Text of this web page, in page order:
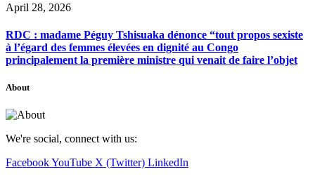
April 28, 2026
RDC : madame Péguy Tshisuaka dénonce “tout propos sexiste
à l’égard des femmes élevées en dignité au Congo
principalement la première ministre qui venait de faire l’objet
About
We're social, connect with us:
FacebookYouTube X (Twitter) LinkedIn